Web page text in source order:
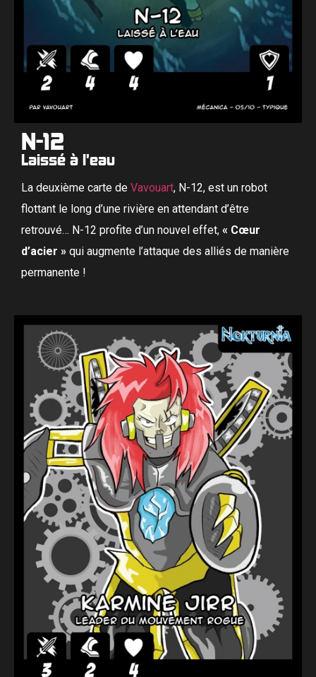
N-12
Laissé à l'eau
La deuxième carte de Vavouart, N-12, est un robot
flottant le long d’une rivière en attendant d’être
retrouvé… N-12 profite d’un nouvel effet, « Cœur
d’acier » qui augmente l’attaque des alliés de manière
permanente !